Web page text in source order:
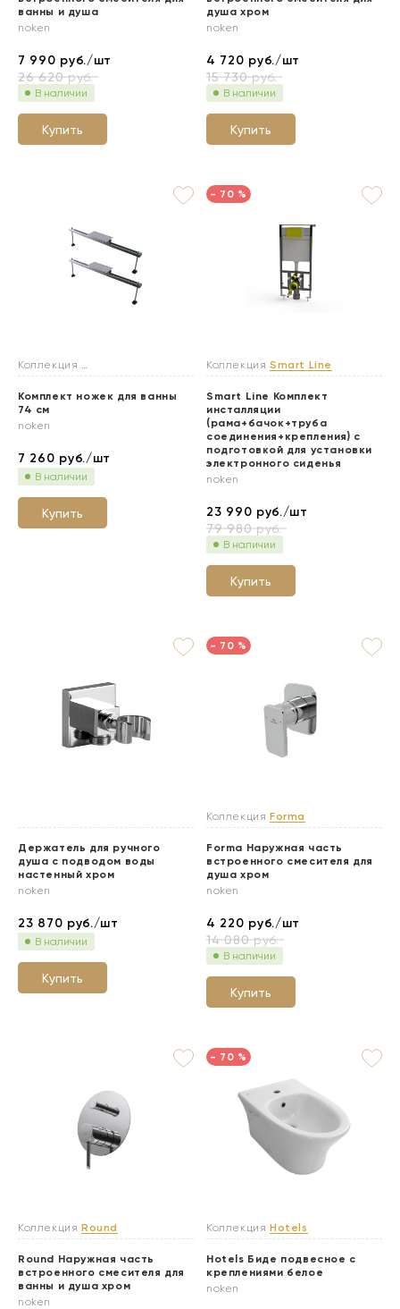
ванны и душа
noken
7 990 руб./шт
26 620руб.
В наличии
Купить
душа хром
noken
4 720 руб./шт
15 730руб.
В наличии
Купить
Коллекция
Каркасы и ножки для ванн
Комплект ножек для ванны
74 см
noken
7 260 руб./шт
В наличии
Купить
- 70 %
Коллекция Smart Line
Smart Line Комплект
инсталляции
(рама+бачок+труба
соединения+крепления) с
подготовкой для установки
электронного сиденья
noken
23 990 руб./шт
79 980руб.
В наличии
Купить
Держатель для ручного
душа c подводом воды
настенный хром
noken
23 870 руб./шт
В наличии
Купить
- 70 %
Коллекция Forma
Forma Наружная часть
встроенного смесителя для
душа хром
noken
4 220 руб./шт
14 080руб.
В наличии
Купить
Коллекция Round
Round Наружная часть
встроенного смесителя для
ванны и душа хром
noken
- 70 %
Коллекция Hotels
Hotels Биде подвесное с
креплениями белое
noken